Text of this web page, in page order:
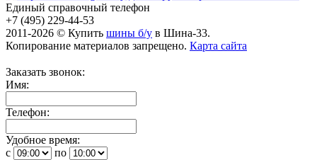
Единый справочный телефон
+7 (495) 229-44-53
2011-2026 © Купить шины б/у в Шина-33.
Копирование материалов запрещено. Карта сайта
Заказать звонок:
Имя:
Телефон:
Удобное время:
c
по